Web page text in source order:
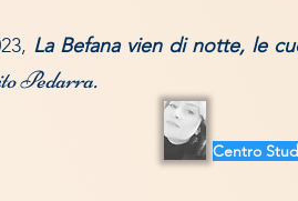
La Befana vien di notte, le
Pedarra.
Centro S